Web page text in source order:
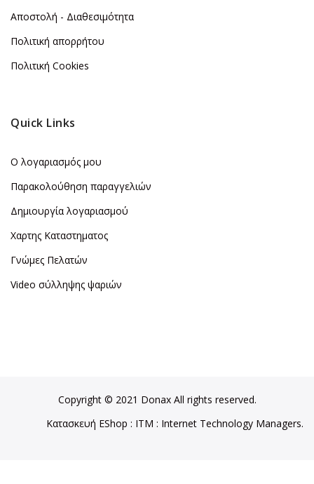
Αποστολή - Διαθεσιμότητα
Πολιτική απορρήτου
Πολιτική Cookies
Quick Links
Ο λογαριασμός μου
Παρακολούθηση παραγγελιών
Δημιουργία λογαριασμού
Χαρτης Καταστηματος
Γνώμες Πελατών
Video σύλληψης ψαριών
Copyright © 2021 Donax All rights reserved.
Κατασκευή EShop : ITM : Internet Technology Managers.